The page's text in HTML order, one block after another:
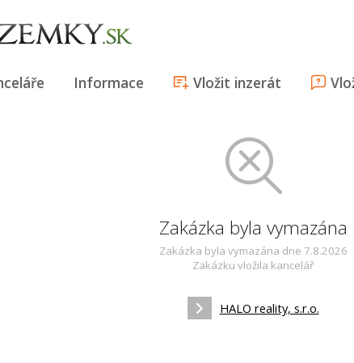
Informace Vložit inzerát
Zakázka byla vymazána
Zakázka byla vymazána dne 7.8.2026
Zakázku vložila kancelář
HALO reality, s.r.o.